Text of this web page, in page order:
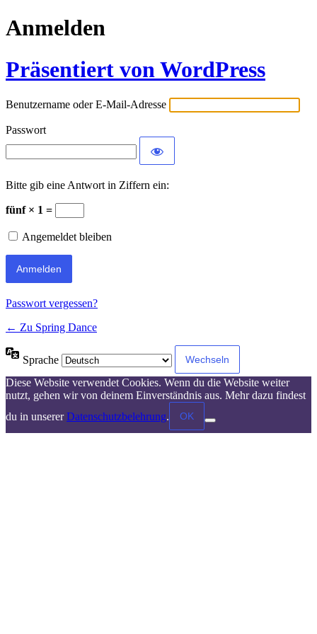
Anmelden
Präsentiert von WordPress
Benutzername oder E-Mail-Adresse
Passwort
Bitte gib eine Antwort in Ziffern ein:
fünf × 1 =
Angemeldet bleiben
Passwort vergessen?
← Zu Spring Dance
Sprache
Diese Website verwendet Cookies. Wenn du die Website weiter
nutzt, gehen wir von deinem Einverständnis aus. Mehr dazu findest
du in unsererDatenschutzbelehrung. OK